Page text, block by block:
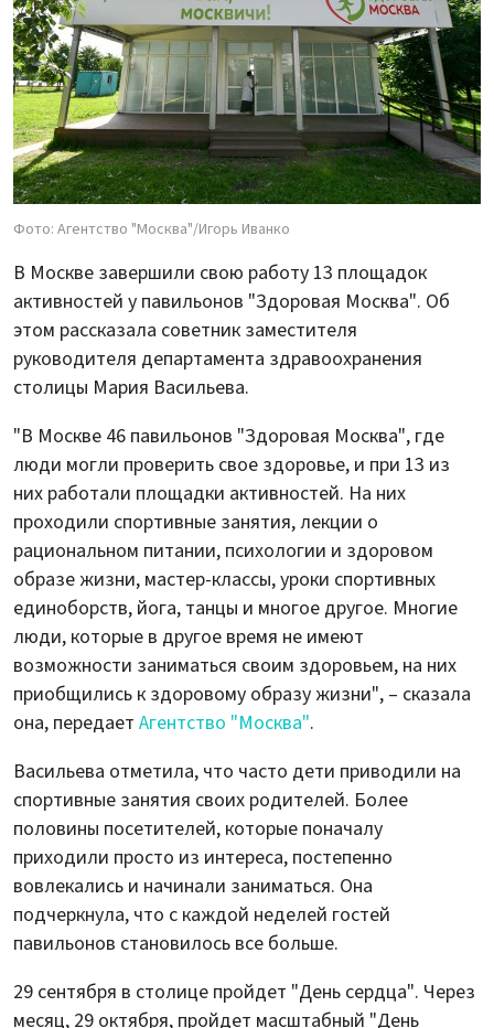
Фото: Агентство "Москва"/Игорь Иванко
В Москве завершили свою работу 13 площадок
активностей у павильонов "Здоровая Москва". Об
этом рассказала советник заместителя
руководителя департамента здравоохранения
столицы Мария Васильева.
"В Москве 46 павильонов "Здоровая Москва", где
люди могли проверить свое здоровье, и при 13 из
них работали площадки активностей. На них
проходили спортивные занятия, лекции о
рациональном питании, психологии и здоровом
образе жизни, мастер-классы, уроки спортивных
единоборств, йога, танцы и многое другое. Многие
люди, которые в другое время не имеют
возможности заниматься своим здоровьем, на них
приобщились к здоровому образу жизни", – сказала
она, передает Агентство "Москва".
Васильева отметила, что часто дети приводили на
спортивные занятия своих родителей. Более
половины посетителей, которые поначалу
приходили просто из интереса, постепенно
вовлекались и начинали заниматься. Она
подчеркнула, что с каждой неделей гостей
павильонов становилось все больше.
29 сентября в столице пройдет "День сердца". Через
месяц, 29 октября, пройдет масштабный "День